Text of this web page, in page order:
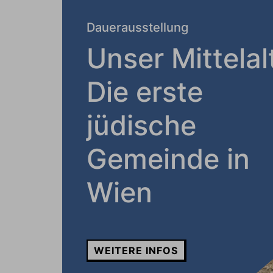
Dauerausstellung
Unser
Die erste
jüdische
Gemeinde in
Wien
WEITERE INFOS